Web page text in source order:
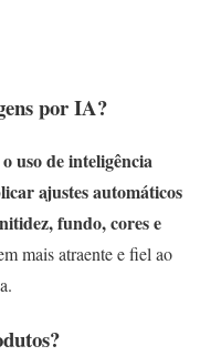
por IA?
uso de inteligência
ajustes automáticos
fundo, cores e
mais atraente e fiel ao